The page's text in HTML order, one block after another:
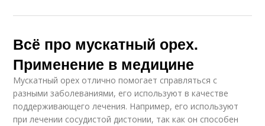
Всё про мускатный орех.
Применение в медицине
Мускатный орех отлично помогает справляться с
разными заболеваниями, его используют в качестве
поддерживающего лечения. Например, его используют
при лечении сосудистой дистонии, так как он способен